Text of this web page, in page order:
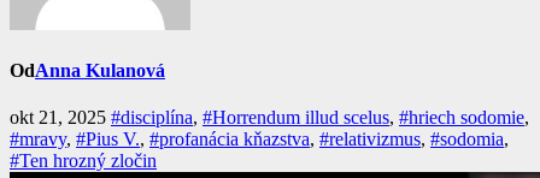
OdAnna Kulanová
okt 21, 2025 #disciplína, #Horrendum illud scelus, #hriech sodomie,
#mravy, #Pius V., #profanácia kňazstva, #relativizmus, #sodomia,
#Ten hrozný zločin